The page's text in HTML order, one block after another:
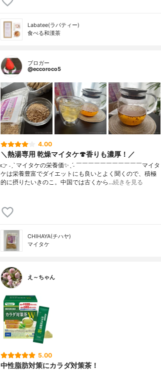
Labatee(ラバティー)
食べる和漢茶
ブロガー
@eccoroco5
4.00
＼熱湯専用 乾燥マイタケ🍄香りも濃厚！／
👉 ˗ˏˋ マイタケの栄養価✨ˎˊ˗ ￣￣￣￣￣￣￣￣￣￣￣⁡マイタ
ケは栄養豊富でダイエットにも良いとよく聞くので、積極
的に摂りたいきのこ。中国では古くから…続きを見る
CHIHAYA(チハヤ)
マイタケ
え～ちゃん
5.00
中性脂肪対策にカラダ対策茶！